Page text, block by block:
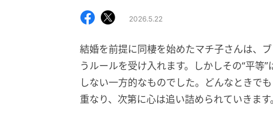
2026.5.22
結婚を前提に同棲を始めたマチ子さんは、
うルールを受け入れます。しかしその“平等
しない一方的なものでした。どんなときで
重なり、次第に心は追い詰められていきます。